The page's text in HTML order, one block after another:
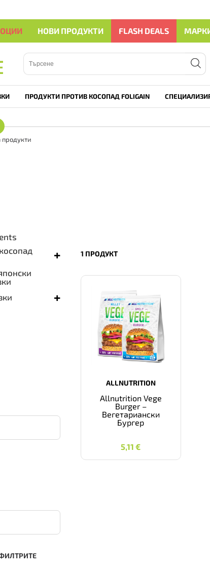
НОВИ ПРОДУКТИ FLASH DEALS
ПРОДУКТИ ПРОТИВ КОСОПАД FOLIGAIN
продукти
+
+
1 ПРОДУКТ
ALLNUTRITION
Allnutrition Vege
Burger –
Вегетариански
Бургер
5,11€
5,11 €